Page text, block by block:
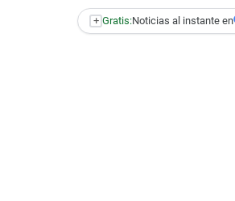
+ Gratis:Noticias al instante en